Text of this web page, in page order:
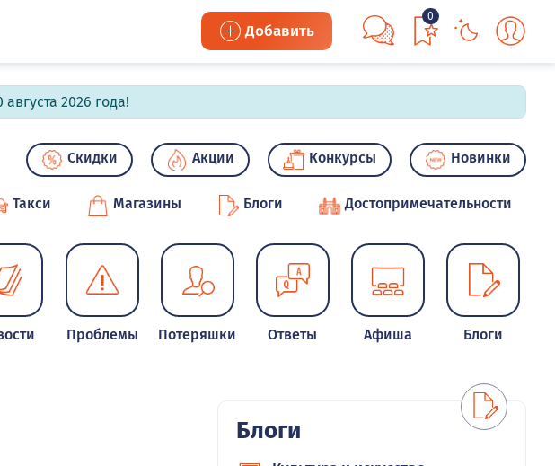
Добавить
0
2026 года!
Скидки Акции Конкурсы Новинки
Такси Магазины Блоги Достопримечательности
Проблемы Потеряшки Ответы Афиша Блоги
Блоги